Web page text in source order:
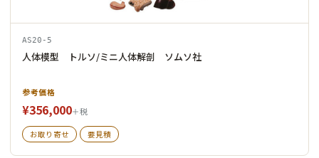
AS20-5
人体模型 トルソ/ミニ人体解剖 ソムソ社
参考価格
¥356,000＋税
お取り寄せ 要見積